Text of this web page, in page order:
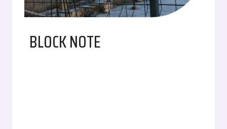
BLOCK NOTE